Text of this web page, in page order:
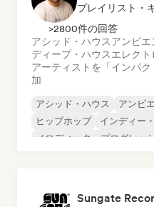
プレイリスト・
>2800件の回答
アシッド・ハウスアンビエ
ディープ・ハウスエレクト
アーティストを「インパ
加
アシッド・ハウス アンビ
ヒップホップ
インディー
メロディック・プログレッ
Sungate